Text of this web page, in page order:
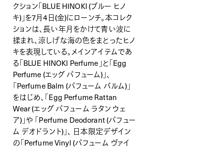
クション「BLUE HINOKI (ブルー ヒノ
キ)」を7月4日(金)にローンチ。本コレク
ションは、長い年月をかけて青い波に
揉まれ、涼しげな海の色をまとったヒノ
キを表現している。メインアイテムであ
る「BLUE HINOKI Perfume」と「Egg
Perfume (エッグ パフューム)」、
「Perfume Balm (パフューム バルム)」
をはじめ、「Egg Perfume Rattan
Wear (エッグ パフューム ラタン ウェ
ア)」や 「Perfume Deodorant (パフュー
ム デオドラント)」、 日本限定デザイン
の「Perfume Vinyl (パフューム ヴァイ